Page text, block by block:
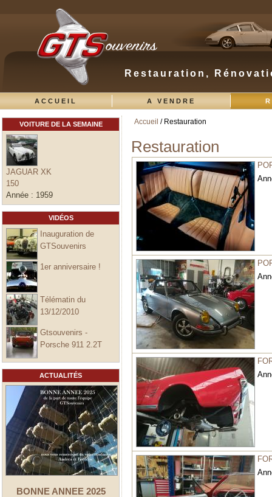
Restauration,
ACCUEIL A VENDRE
VOITURE DE LA SEMAINE
JAGUAR XK
150
Année : 1959
VIDÉOS
Inauguration de
GTSouvenirs
1er anniversaire !
Télématin du
13/12/2010
Gtsouvenirs -
Porsche 911 2.2T
ACTUALITÉS
BONNE ANNEE 2025
Vous êtes ici
Accueil / Restauration
Restauration